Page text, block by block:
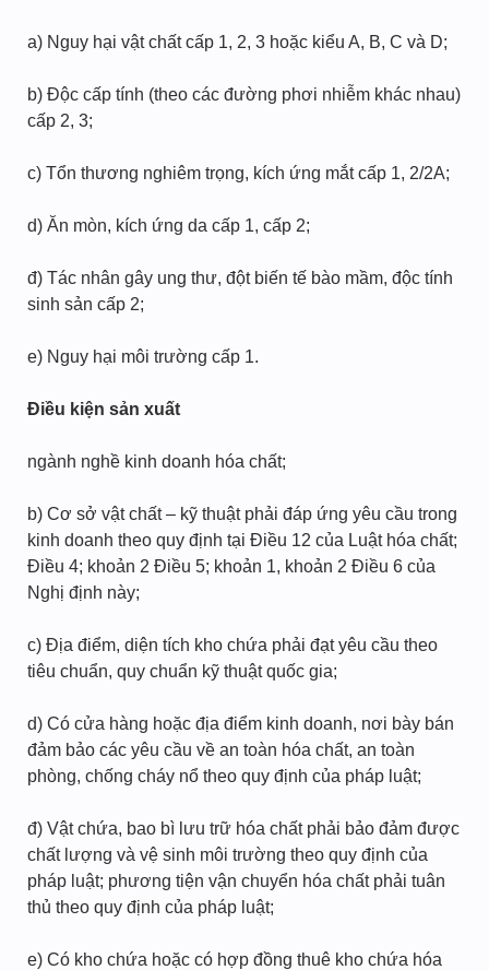
a) Nguy hại vật chất cấp 1, 2, 3 hoặc kiểu A, B, C và D;
b) Độc cấp tính (theo các đường phơi nhiễm khác nhau)
cấp 2, 3;
c) Tổn thương nghiêm trọng, kích ứng mắt cấp 1, 2/2A;
d) Ăn mòn, kích ứng da cấp 1, cấp 2;
đ) Tác nhân gây ung thư, đột biến tế bào mầm, độc tính
sinh sản cấp 2;
e) Nguy hại môi trường cấp 1.
Điều kiện sản xuất
ngành nghề kinh doanh hóa chất;
b) Cơ sở vật chất – kỹ thuật phải đáp ứng yêu cầu trong
kinh doanh theo quy định tại Điều 12 của Luật hóa chất;
Điều 4; khoản 2 Điều 5; khoản 1, khoản 2 Điều 6 của
Nghị định này;
c) Địa điểm, diện tích kho chứa phải đạt yêu cầu theo
tiêu chuẩn, quy chuẩn kỹ thuật quốc gia;
d) Có cửa hàng hoặc địa điểm kinh doanh, nơi bày bán
đảm bảo các yêu cầu về an toàn hóa chất, an toàn
phòng, chống cháy nổ theo quy định của pháp luật;
đ) Vật chứa, bao bì lưu trữ hóa chất phải bảo đảm được
chất lượng và vệ sinh môi trường theo quy định của
pháp luật; phương tiện vận chuyển hóa chất phải tuân
thủ theo quy định của pháp luật;
e) Có kho chứa hoặc có hợp đồng thuê kho chứa hóa